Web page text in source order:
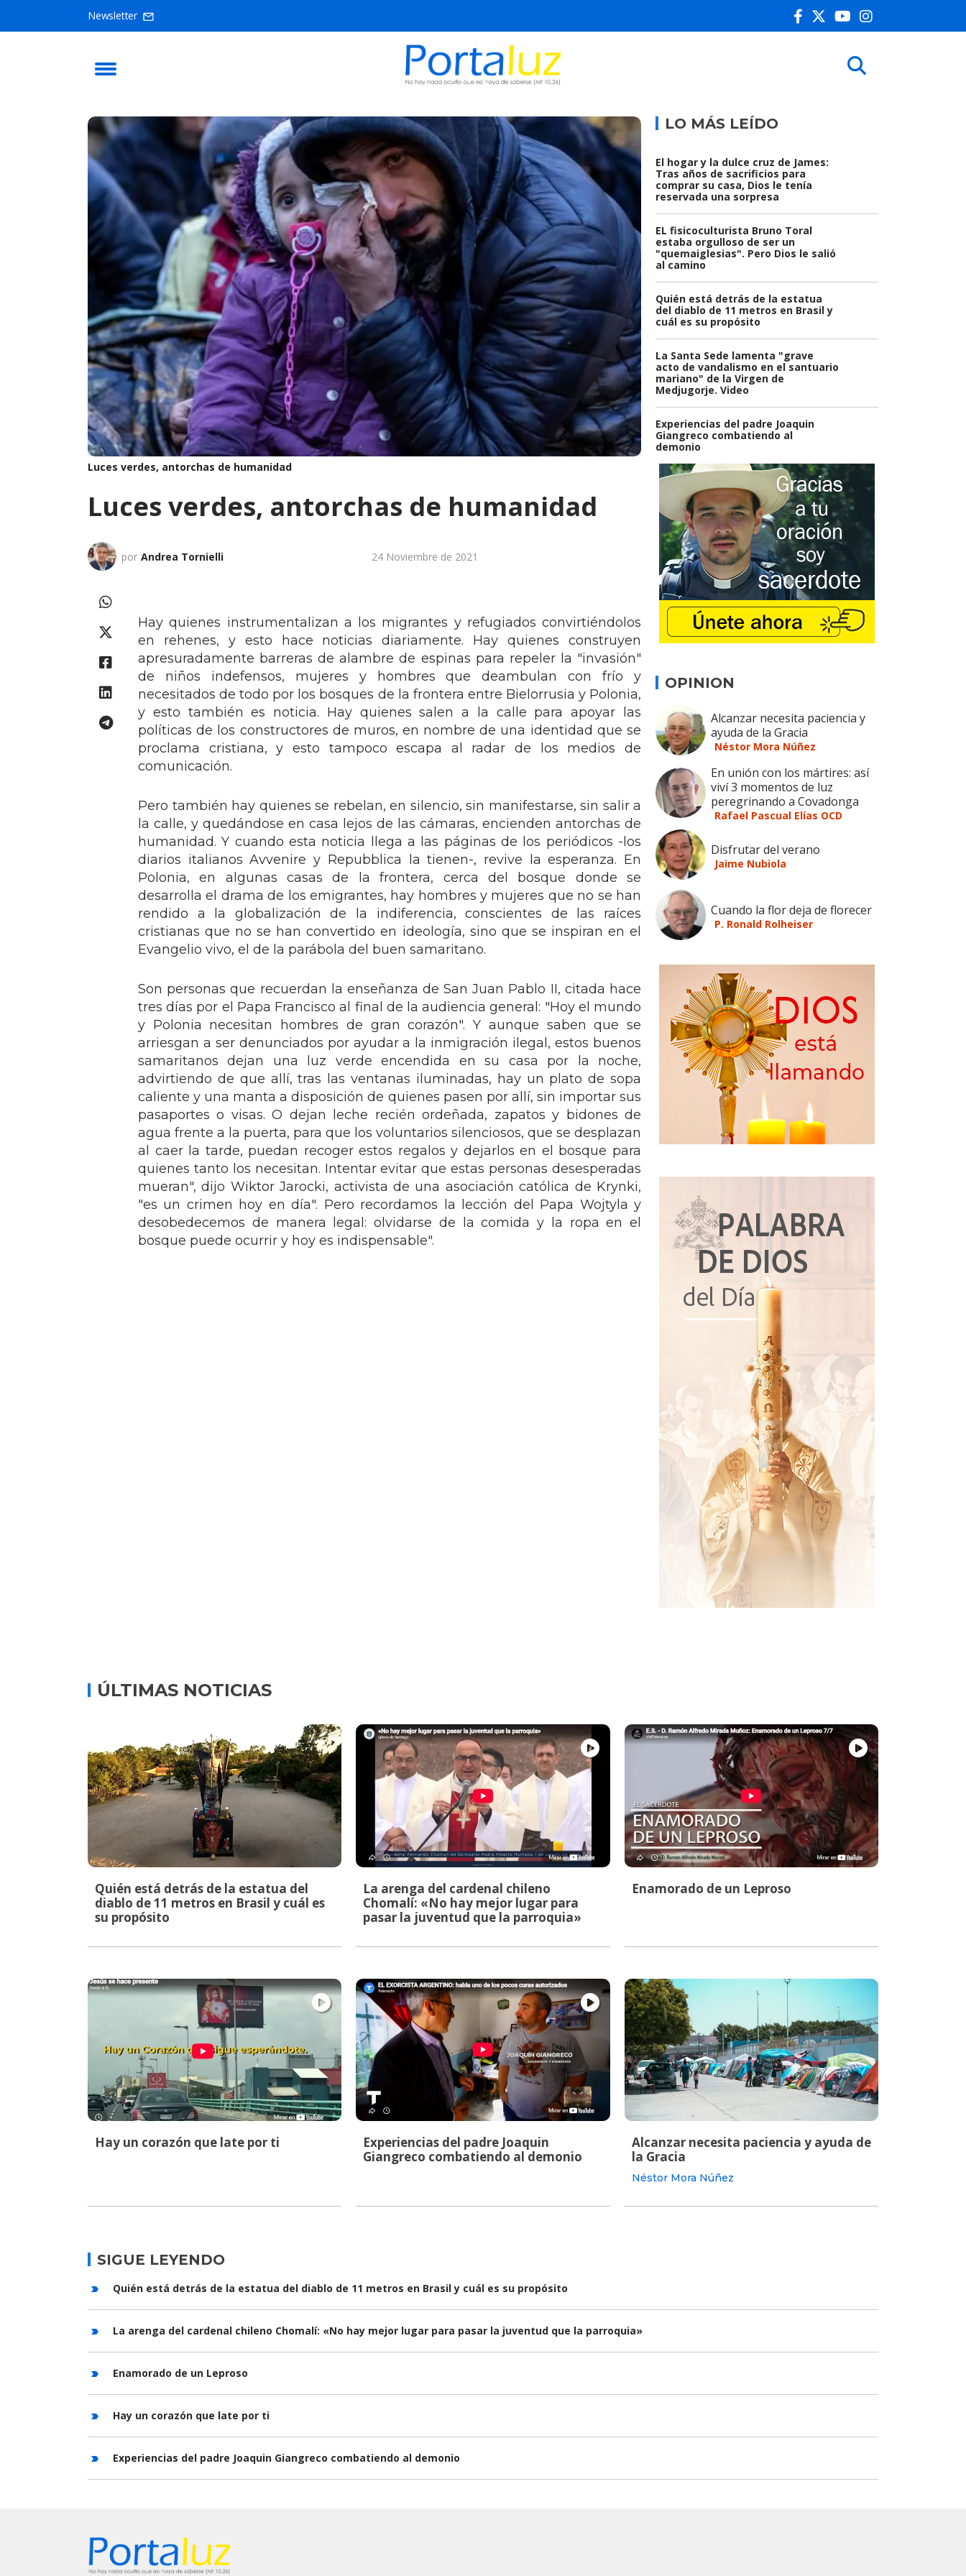
Newsletter
Luces verdes, antorchas de humanidad
Luces verdes, antorchas de humanidad
por Andrea Tornielli 24 Noviembre de 2021
Hay quienes instrumentalizan a los migrantes y refugiados convirtiéndolos
en rehenes, y esto hace noticias diariamente. Hay quienes construyen
apresuradamente barreras de alambre de espinas para repeler la "invasión"
de niños indefensos, mujeres y hombres que deambulan con frío y
necesitados de todo por los bosques de la frontera entre Bielorrusia y Polonia,
y esto también es noticia. Hay quienes salen a la calle para apoyar las
políticas de los constructores de muros, en nombre de una identidad que se
proclama cristiana, y esto tampoco escapa al radar de los medios de
comunicación.
Pero también hay quienes se rebelan, en silencio, sin manifestarse, sin salir a
la calle, y quedándose en casa lejos de las cámaras, encienden antorchas de
humanidad. Y cuando esta noticia llega a las páginas de los periódicos -los
diarios italianos Avvenire y Repubblica la tienen-, revive la esperanza. En
Polonia, en algunas casas de la frontera, cerca del bosque donde se
desarrolla el drama de los emigrantes, hay hombres y mujeres que no se han
rendido a la globalización de la indiferencia, conscientes de las raíces
cristianas que no se han convertido en ideología, sino que se inspiran en el
Evangelio vivo, el de la parábola del buen samaritano.
Son personas que recuerdan la enseñanza de San Juan Pablo II, citada hace
tres días por el Papa Francisco al final de la audiencia general: "Hoy el mundo
y Polonia necesitan hombres de gran corazón". Y aunque saben que se
arriesgan a ser denunciados por ayudar a la inmigración ilegal, estos buenos
samaritanos dejan una luz verde encendida en su casa por la noche,
advirtiendo de que allí, tras las ventanas iluminadas, hay un plato de sopa
caliente y una manta a disposición de quienes pasen por allí, sin importar sus
pasaportes o visas. O dejan leche recién ordeñada, zapatos y bidones de
agua frente a la puerta, para que los voluntarios silenciosos, que se desplazan
al caer la tarde, puedan recoger estos regalos y dejarlos en el bosque para
quienes tanto los necesitan. Intentar evitar que estas personas desesperadas
mueran", dijo Wiktor Jarocki, activista de una asociación católica de Krynki,
"es un crimen hoy en día". Pero recordamos la lección del Papa Wojtyla y
desobedecemos de manera legal: olvidarse de la comida y la ropa en el
bosque puede ocurrir y hoy es indispensable".
LO MÁS LEÍDO
El hogar y la dulce cruz de James:
Tras años de sacrificios para
comprar su casa, Dios le tenía
reservada una sorpresa
EL fisicoculturista Bruno Toral
estaba orgulloso de ser un
"quemaiglesias". Pero Dios le salió
al camino
Quién está detrás de la estatua
del diablo de 11 metros en Brasil y
cuál es su propósito
La Santa Sede lamenta "grave
acto de vandalismo en el santuario
mariano" de la Virgen de
Medjugorje. Video
Experiencias del padre Joaquin
Giangreco combatiendo al
demonio
OPINION
Alcanzar necesita paciencia y
ayuda de la Gracia
Néstor Mora Núñez
En unión con los mártires: así
viví 3 momentos de luz
peregrinando a Covadonga
Rafael Pascual Elías OCD
Disfrutar del verano
Jaime Nubiola
Cuando la flor deja de florecer
P. Ronald Rolheiser
ÚLTIMAS NOTICIAS
Quién está detrás de la estatua del
diablo de 11 metros en Brasil y cuál es
su propósito
La arenga del cardenal chileno
Chomalí: «No hay mejor lugar para
pasar la juventud que la parroquia»
Enamorado de un Leproso
Hay un corazón que late por ti
Experiencias del padre Joaquin
Giangreco combatiendo al demonio
Alcanzar necesita paciencia y ayuda de
la Gracia
Néstor Mora Núñez
SIGUE LEYENDO
Quién está detrás de la estatua del diablo de 11 metros en Brasil y cuál es su propósito
La arenga del cardenal chileno Chomalí: «No hay mejor lugar para pasar la juventud que la parroquia»
Enamorado de un Leproso
Hay un corazón que late por ti
Experiencias del padre Joaquin Giangreco combatiendo al demonio